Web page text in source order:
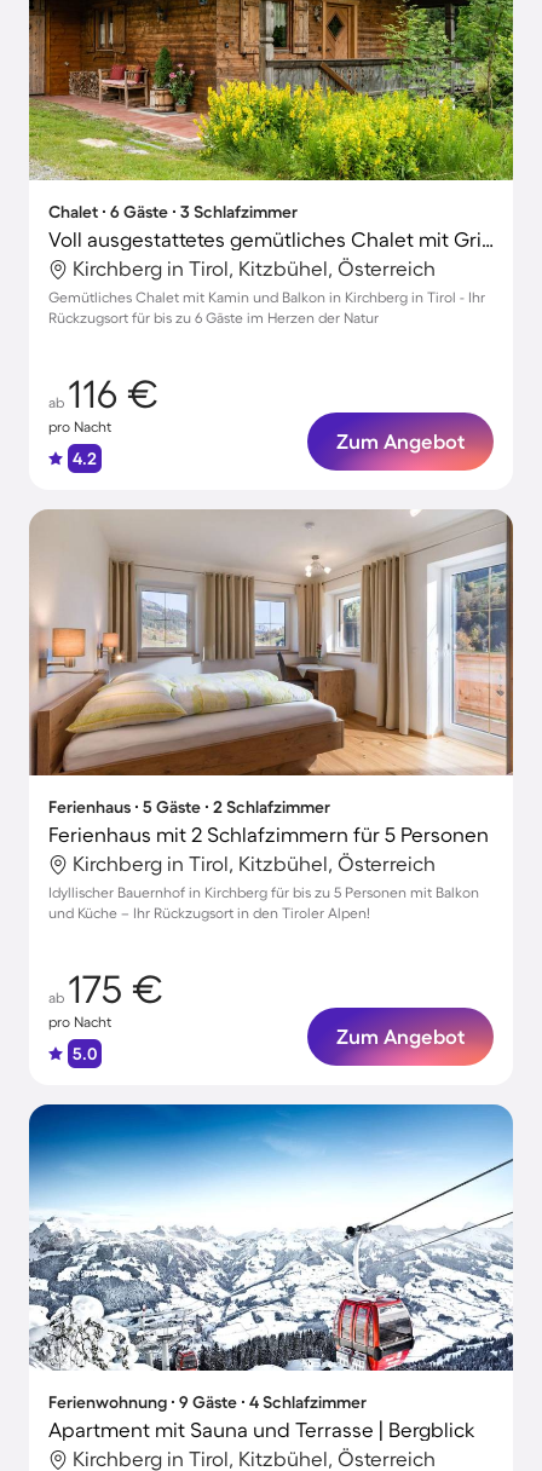
Chalet ∙ 6 Gäste ∙ 3 Schlafzimmer
Voll ausgestattetes gemütliches Chalet mit Grill, Garten und Terrasse | Bergblick | Nah am Skifahren
Kirchberg in Tirol, Kitzbühel, Österreich
Gemütliches Chalet mit Kamin und Balkon in Kirchberg in Tirol - Ihr
Rückzugsort für bis zu 6 Gäste im Herzen der Natur
ab 116 €
pro Nacht
4.2
Zum Angebot
Ferienhaus ∙ 5 Gäste ∙ 2 Schlafzimmer
Ferienhaus mit 2 Schlafzimmern für 5 Personen
Kirchberg in Tirol, Kitzbühel, Österreich
Idyllischer Bauernhof in Kirchberg für bis zu 5 Personen mit Balkon
und Küche – Ihr Rückzugsort in den Tiroler Alpen!
ab 175 €
pro Nacht
5.0
Zum Angebot
Ferienwohnung ∙ 9 Gäste ∙ 4 Schlafzimmer
Apartment mit Sauna und Terrasse | Bergblick
Kirchberg in Tirol, Kitzbühel, Österreich